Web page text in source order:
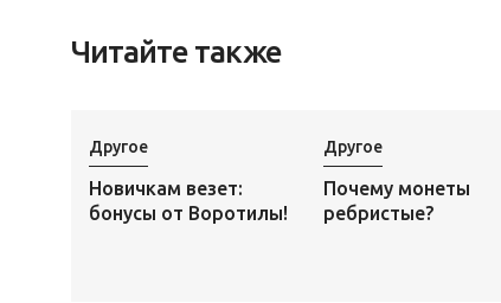
Читайте также
Другое
Новичкам везет:
бонусы от Воротилы!
Другое
Почему монеты
ребристые?